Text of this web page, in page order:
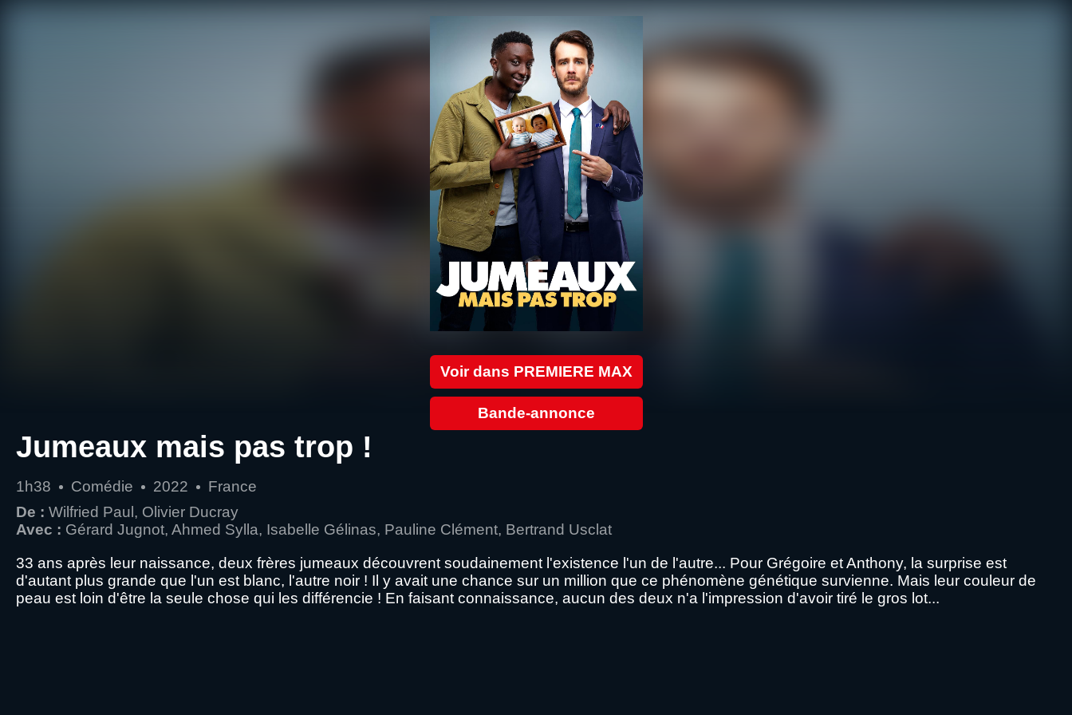
Voir dans PREMIERE MAX
Bande-annonce
Jumeaux mais pas trop !
1h38 Comédie 2022
France
De : Wilfried Paul, Olivier Ducray
Avec : Gérard Jugnot, Ahmed Sylla, Isabelle Gélinas, Pauline Clément, Bertrand Usclat
33 ans après leur naissance, deux frères jumeaux découvrent soudainement l'existence l'un de l'autre... Pour Grégoire et Anthony, la surprise est
d'autant plus grande que l'un est blanc, l'autre noir ! Il y avait une chance sur un million que ce phénomène génétique survienne. Mais leur couleur de
peau est loin d'être la seule chose qui les différencie ! En faisant connaissance, aucun des deux n'a l'impression d'avoir tiré le gros lot...